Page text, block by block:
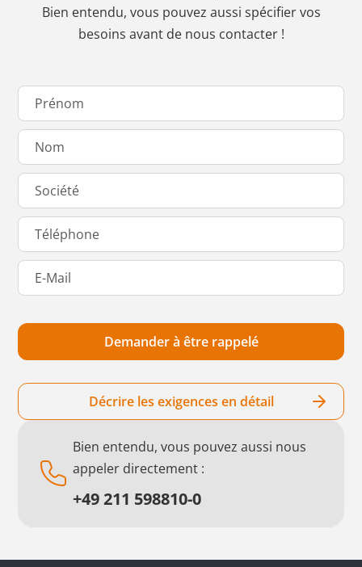
Bien entendu, vous pouvez aussi spécifier vos
besoins avant de nous contacter !
Décrire les exigences en détail
Bien entendu, vous pouvez aussi nous
appeler directement :
+49 211 598810-0